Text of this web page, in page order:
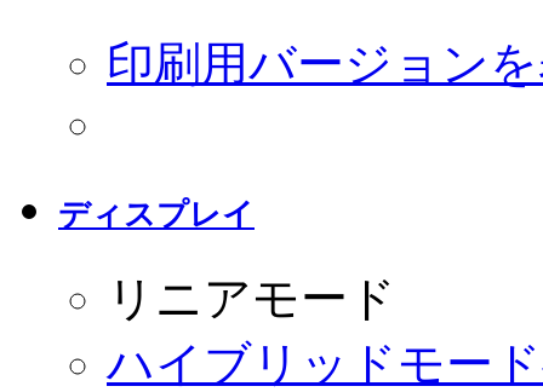
印刷用バージョン
ディスプレイ
リニアモード
ハイブリッドモー